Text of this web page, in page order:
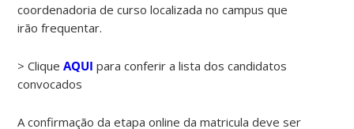
coordenadoria de curso localizada no campus que
irão frequentar.
> CliqueAQUI para conferir a lista dos candidatos
convocados
A confirmação da etapa online da matricula deve ser